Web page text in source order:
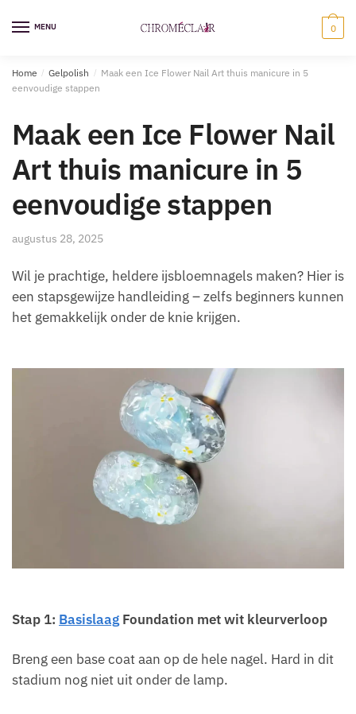
naar
naar
MENU 0
Home / Gelpolish / Maak een Ice Flower Nail Art thuis manicure in 5
eenvoudige stappen
Maak een Ice Flower Nail
Art thuis manicure in 5
eenvoudige stappen
augustus 28, 2025
Wil je prachtige, heldere ijsbloemnagels maken? Hier is
een stapsgewijze handleiding – zelfs beginners kunnen
het gemakkelijk onder de knie krijgen.
Stap 1: Basislaag Foundation met wit kleurverloop
Breng een base coat aan op de hele nagel. Hard in dit
stadium nog niet uit onder de lamp.